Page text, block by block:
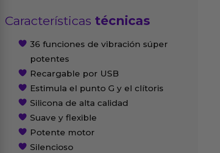
Características técnicas
36 funciones de vibración súper
potentes
Recargable por USB
Estimula el punto G y el clítoris
Silicona de alta calidad
Suave y flexible
Potente motor
Silencioso